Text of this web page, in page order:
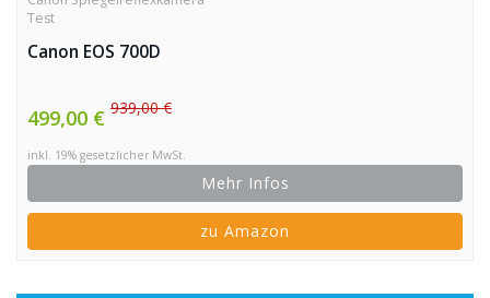
Test
Canon EOS 700D
499,00 € 939,00 €
inkl. 19% gesetzlicher MwSt.
Mehr Infos
zu Amazon